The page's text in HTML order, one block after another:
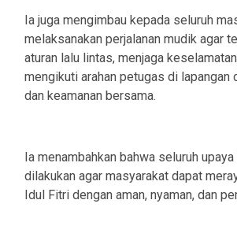
Ia juga mengimbau kepada seluruh
melaksanakan perjalanan mudik agar
aturan lalu lintas, menjaga
mengikuti arahan petugas di lapangan
dan keamanan bersama.
Ia menambahkan bahwa seluruh
dilakukan agar masyarakat dapat
Idul Fitri dengan aman, nyaman, dan